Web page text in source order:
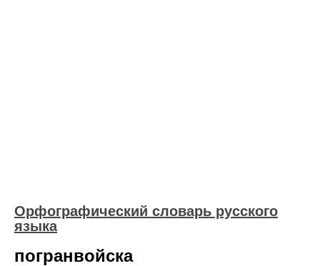
Орфографический словарь русского
языка
погранвойска